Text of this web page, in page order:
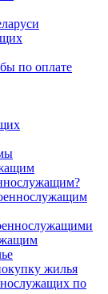
по оплате
жилья
по